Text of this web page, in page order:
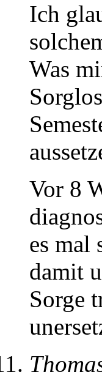
Ich
Was
Vor 8
es mal
damit
Sorge